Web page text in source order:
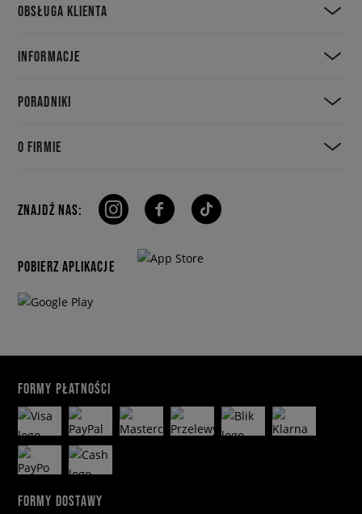
OBSŁUGA KLIENTA
INFORMACJE
PORADNIKI
O FIRMIE
ZNAJDŹ NAS:
POBIERZ APLIKACJE
FORMY PŁATNOŚCI
FORMY DOSTAWY